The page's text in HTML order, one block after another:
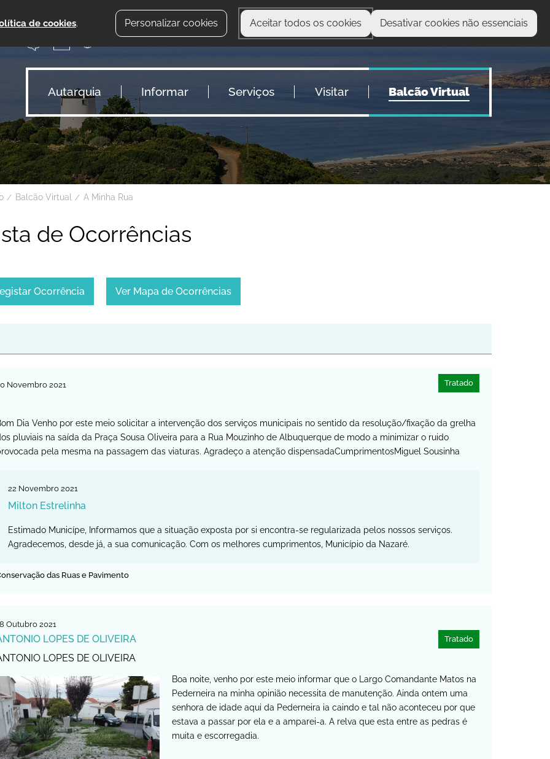
de cookies. Personalizar cookies Aceitar todos os cookies Desativar cookies não essenciais
O que procura?
Autarquia Informar Serviços Visitar Balcão Virtual
Balcão Virtual A Minha Rua
de Ocorrências
Ocorrência Ver Mapa de Ocorrências
Novembro 2021 Tratado
Dia Venho por este meio solicitar a intervenção dos serviços municipais no sentido da resolução/fixação da grelha
pluviais na saída da Praça Sousa Oliveira para a Rua Mouzinho de Albuquerque de modo a minimizar o ruido
pela mesma na passagem das viaturas. Agradeço a atenção dispensadaCumprimentosMiguel Sousinha
22 Novembro 2021
Milton Estrelinha
Estimado Municípe, Informamos que a situação exposta por si encontra-se regularizada pelos nossos serviços.
Agradecemos, desde já, a sua comunicação. Com os melhores cumprimentos, Município da Nazaré.
das Ruas e Pavimento
Outubro 2021
LOPES DE OLIVEIRA
LOPES DE OLIVEIRA
Tratado
Boa noite, venho por este meio informar que o Largo Comandante Matos na
Pederneira na minha opinião necessita de manutenção. Ainda ontem uma
senhora de idade aqui da Pederneira ia caindo e tal não aconteceu por que
estava a passar por ela e a amparei-a. A relva que esta entre as pedras é
muita e escorregadia.